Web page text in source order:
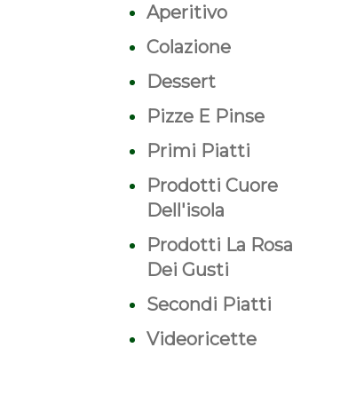
Aperitivo
Colazione
Dessert
Pizze E Pinse
Primi Piatti
Prodotti Cuore
Dell'isola
Prodotti La Rosa
Dei Gusti
Secondi Piatti
Videoricette